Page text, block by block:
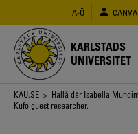
huvudinnehåll
A-Ö
KARLSTADS
UNIVERSITET
Länkstig
KAU.SE > Hallå där Isabella
Kufo guest researcher.